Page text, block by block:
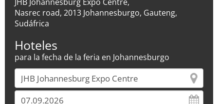
Nasrec road, 2013 Johannesburgo, Gauteng,
Sudáfrica
Hoteles
para la fecha de la feria en Johannesburgo